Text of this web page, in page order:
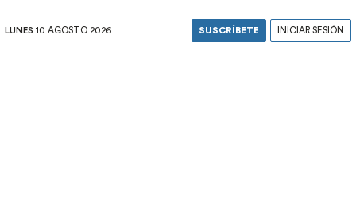
LUNES 10 AGOSTO 2026 SUSCRÍBETE INICIAR SESIÓN